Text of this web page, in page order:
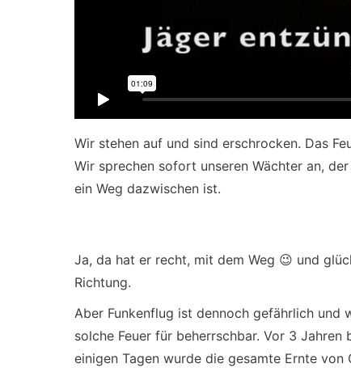
Wir stehen auf und sind erschrocken. Das
Wir sprechen sofort unseren Wächter an,
ein Weg dazwischen ist.
Ja, da hat er recht, mit dem Weg 😉 und
Richtung.
Aber Funkenflug ist dennoch gefährlich
solche Feuer für beherrschbar. Vor 3
einigen Tagen wurde die gesamte Ernte